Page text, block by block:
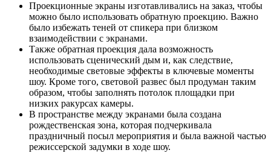
Проекционные экраны изготавливались на заказ, чтобы
можно было использовать обратную проекцию. Важно
было избежать теней от спикера при близком
взаимодействии с экранами.
Также обратная проекция дала возможность
использовать сценический дым и, как следствие,
необходимые световые эффекты в ключевые моменты
шоу. Кроме того, световой развес был продуман таким
образом, чтобы заполнять потолок площадки при
низких ракурсах камеры.
В пространстве между экранами была создана
рождественская зона, которая подчеркивала
праздничный посыл мероприятия и была важной частью
режиссерской задумки в ходе шоу.